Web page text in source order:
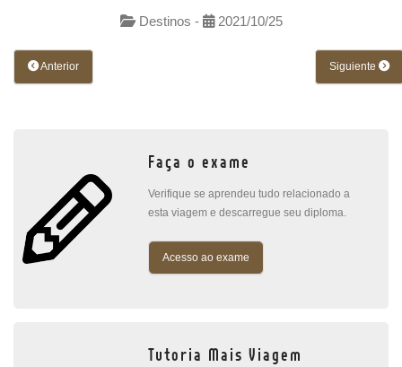
Destinos - 2021/10/25
Anterior Siguiente
Faça o exame
Verifique se aprendeu tudo relacionado a
esta viagem e descarregue seu diploma.
Acesso ao exame
Tutoria Mais Viagem